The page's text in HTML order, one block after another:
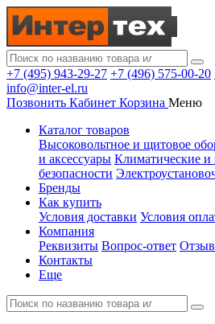
+7 (495) 943-29-27 +7 (496) 575-00-20
info@inter-el.ru
Позвонить Кабинет Корзина Меню
Каталог товаров
Высоковольтное и щитовое
и аксессуары Климатические
безопасности
Бренды
Как купить
Условия доставки Условия
Компания
Реквизиты Вопрос-ответ
Контакты
Еще